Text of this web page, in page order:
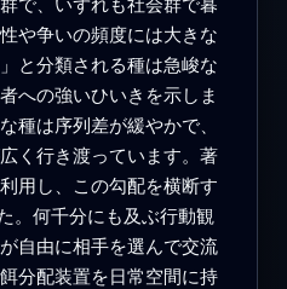
や争いの頻度には大きな
と分類される種は急峻な
への強いひいきを示しま
種は序列差が緩やかで、
く行き渡っています。著
用し、この勾配を横断す
。何千分にも及ぶ行動観
自由に相手を選んで交流
分配装置を日常空間に持